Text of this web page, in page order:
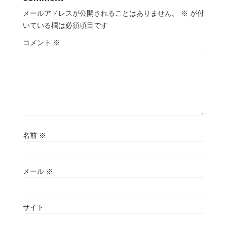
メールアドレスが公開されることはありません。 ※ が付
いている欄は必須項目です
コメント ※
名前 ※
メール ※
サイト